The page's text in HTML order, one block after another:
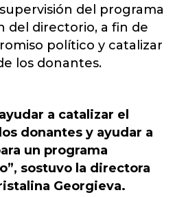
del programa
del directorio, a fin de
político y catalizar
los donantes.
a catalizar el
donantes y ayudar a
un programa
sostuvo la directora
Georgieva.